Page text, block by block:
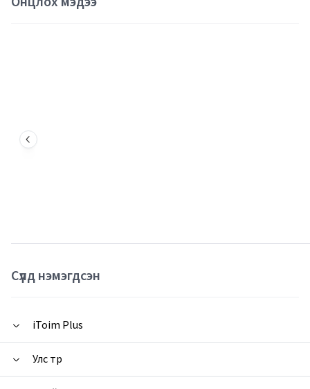
Сүүлд нэмэгдсэн
iToim Plus
Улс төр